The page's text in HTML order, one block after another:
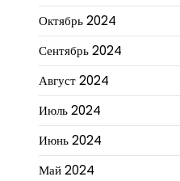
Октябрь 2024
Сентябрь 2024
Август 2024
Июль 2024
Июнь 2024
Май 2024